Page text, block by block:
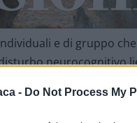
- Do Not Process My
e di gruppo
neurocognitivo
a sostenere le
la qualità della vita dei